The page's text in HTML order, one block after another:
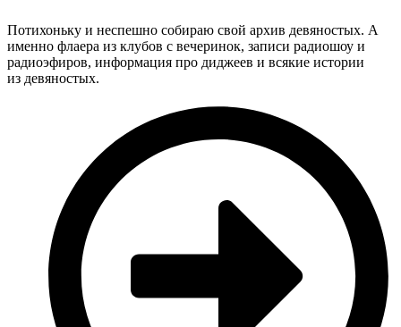
Потихоньку и неспешно собираю свой архив девяностых. А
именно флаера из клубов с вечеринок, записи радиошоу и
радиоэфиров, информация про диджеев и всякие истории
из девяностых.